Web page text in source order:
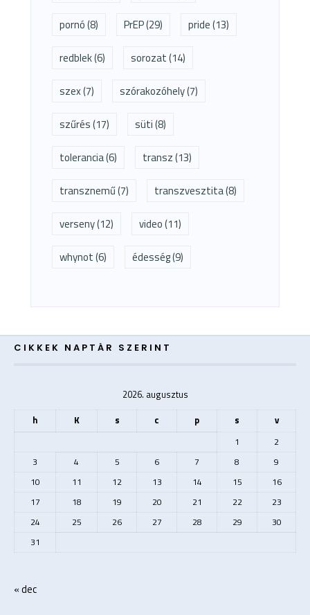
pornó(8) PrEP(29) pride(13)
redblek(6) sorozat(14)
szex(7) szórakozóhely(7)
szűrés(17) süti(8)
tolerancia(6) transz(13)
transznemű(7) transzvesztita(8)
verseny(12) video(11)
whynot(6) édesség(9)
CIKKEK NAPTÁR SZERINT
2026. augusztus
h
K s c p s v
1
2
3
4 5 6 7 8
9
10
11 12 13 14 15
16
17
18 19 20 21 22
23
24
25 26 27 28 29
30
31
« dec